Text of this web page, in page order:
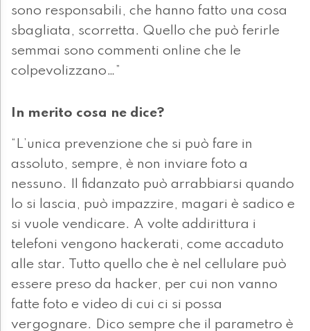
sono responsabili, che hanno fatto una cosa
sbagliata, scorretta. Quello che può ferirle
semmai sono commenti online che le
colpevolizzano…”
In merito cosa ne dice?
“L’unica prevenzione che si può fare in
assoluto, sempre, è non inviare foto a
nessuno. Il fidanzato può arrabbiarsi quando
lo si lascia, può impazzire, magari è sadico e
si vuole vendicare. A volte addirittura i
telefoni vengono hackerati, come accaduto
alle star. Tutto quello che è nel cellulare può
essere preso da hacker, per cui non vanno
fatte foto e video di cui ci si possa
vergognare. Dico sempre che il parametro è